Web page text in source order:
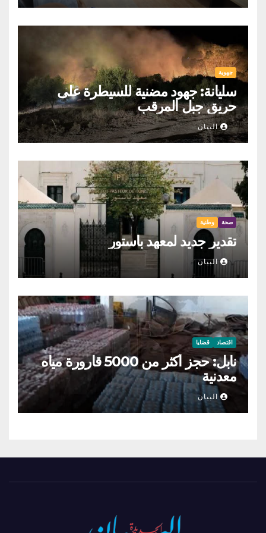
جهوية
سليانة: جهود مضنية للسيطرة على
حريق جبل المرقب
البيان
صحة وطنية
تقدير جديد لمعهد باستور
البيان
اقتصاد قضايا
نابل: حجز أكثر من 5000 قارورة مياه
معدنية
البيان